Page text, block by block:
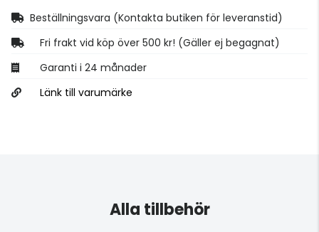
Beställningsvara (Kontakta butiken för leveranstid)
Fri frakt vid köp över 500 kr! (Gäller ej begagnat)
Garanti i 24 månader
Länk till varumärke
Alla tillbehör